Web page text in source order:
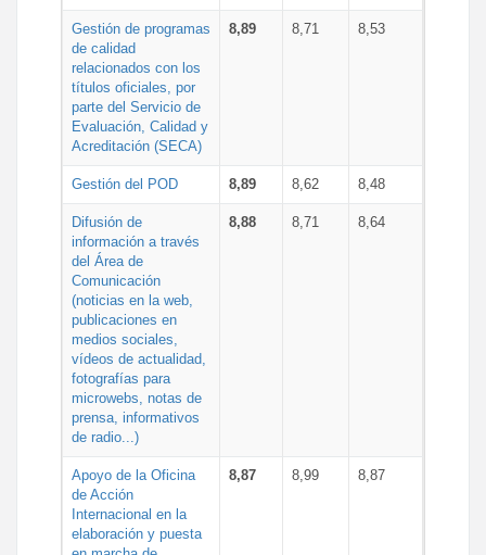
Gestión de programas
de calidad
relacionados con los
títulos oficiales, por
parte del Servicio de
Evaluación, Calidad y
Acreditación (SECA)
8,89 8,71 8,53
Gestión del POD 8,89 8,62 8,48
Difusión de
información a través
del Área de
Comunicación
(noticias en la web,
publicaciones en
medios sociales,
vídeos de actualidad,
fotografías para
microwebs, notas de
prensa, informativos
de radio...)
8,88 8,71 8,64
Apoyo de la Oficina
de Acción
Internacional en la
elaboración y puesta
8,87 8,99 8,87